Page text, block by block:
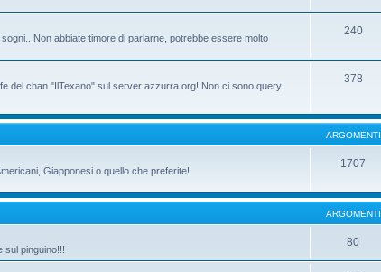
Non abbiate timore di parlarne, potrebbe essere molto
240
del chan "IlTexano" sul server azzurra.org! Non ci sono query!
378
ARGOMENTI
Giapponesi o quello che preferite!
1707
ARGOMENTI
sul pinguino!!!
80